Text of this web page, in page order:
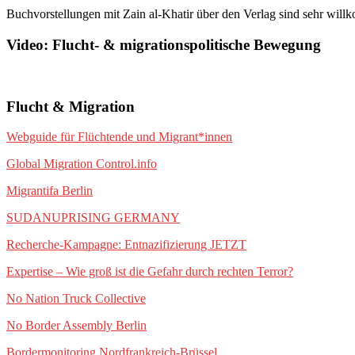
Buchvorstellungen mit Zain al-Khatir über den Verlag sind sehr
Video: Flucht- & migrationspolitische Bewegung
Flucht & Migration
Webguide für Flüchtende und Migrant*innen
Global Migration Control.info
Migrantifa Berlin
SUDANUPRISING GERMANY
Recherche-Kampagne: Entnazifizierung JETZT
Expertise – Wie groß ist die Gefahr durch rechten Terror?
No Nation Truck Collective
No Border Assembly Berlin